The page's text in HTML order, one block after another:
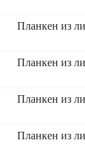
Планкен из
Планкен из
Планкен из
Планкен из